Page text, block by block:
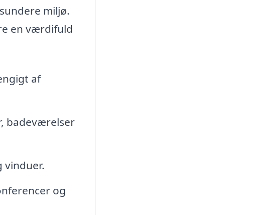
miljø.
en værdifuld
af
badeværelser
vinduer.
og